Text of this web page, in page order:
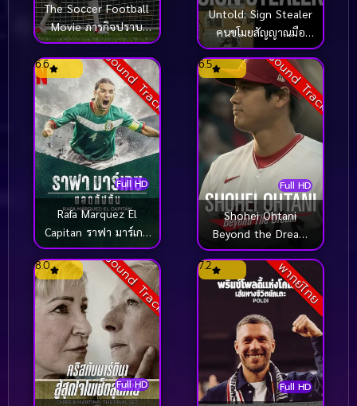
The Soccer Football
Movie ภารกิจปราบ
ปีศาจฟุตบอล (2022)
Untold: Sign Stealer
คนขโมยสัญญาณมือ
(2024)
Sound Track
Full HD
6.6
Rafa Marquez El
Capitan ราฟา มาร์เกซ
(2024)
Sound Track
Full HD
6.5
Shohei Ohtani
Beyond the Dream
(2023)
Sound Track
Full HD
8.0 พากย์ไทย
Full HD
7.2